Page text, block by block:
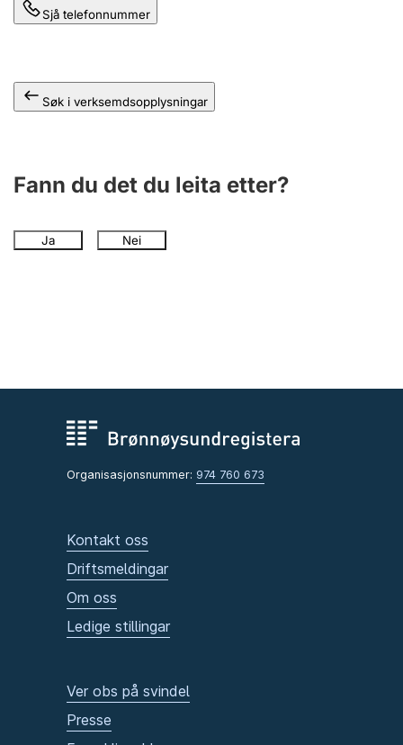
Sjå telefonnummer
Søk i verksemdsopplysningar
Fann du det du leita etter?
Ja Nei
Organisasjonsnummer: 974 760 673
Kontakt oss
Driftsmeldingar
Om oss
Ledige stillingar
Ver obs på svindel
Presse